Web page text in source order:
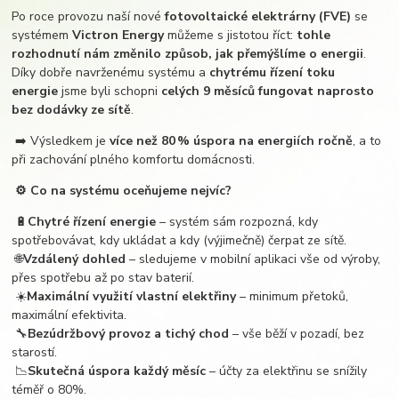
Po roce provozu naší novéfotovoltaické elektrárny (FVE) se
systémemVictron Energymůžeme s jistotou říct: tohle
rozhodnutí nám změnilo způsob, jak přemýšlíme o energii.
Díky dobře navrženému systému a chytrému řízení toku
energie jsme byli schopni celých 9 měsíců fungovat naprosto
bez dodávky ze sítě.
➡️ Výsledkem jevíce než 80 % úspora na energiích ročně, a to
při zachování plného komfortu domácnosti.
⚙️ Co na systému oceňujeme nejvíc?
🔋 Chytré řízení energie – systém sám rozpozná, kdy
spotřebovávat, kdy ukládat a kdy (výjimečně) čerpat ze sítě.
🌐Vzdálený dohled – sledujeme v mobilní aplikaci vše od výroby,
přes spotřebu až po stav baterií.
☀️Maximální využití vlastní elektřiny– minimum přetoků,
maximální efektivita.
🔧Bezúdržbový provoz a tichý chod – vše běží v pozadí, bez
starostí.
📉Skutečná úspora každý měsíc – účty za elektřinu se snížily
téměř o 80%.